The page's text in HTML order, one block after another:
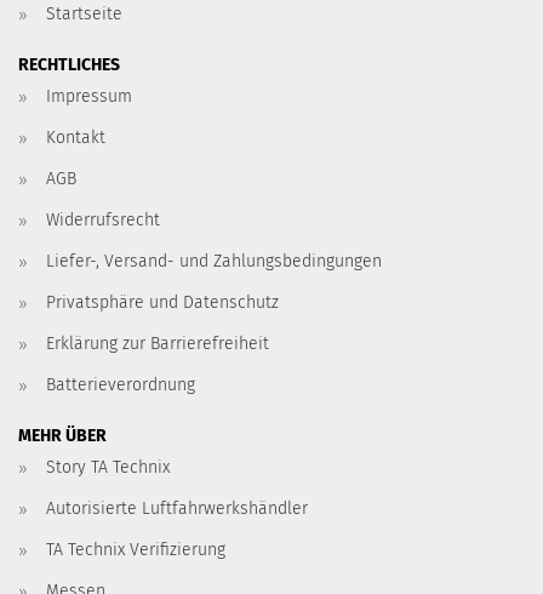
Startseite
RECHTLICHES
Impressum
Kontakt
AGB
Widerrufsrecht
Liefer-, Versand- und Zahlungsbedingungen
Privatsphäre und Datenschutz
Erklärung zur Barrierefreiheit
Batterieverordnung
MEHR ÜBER
Story TA Technix
Autorisierte Luftfahrwerkshändler
TA Technix Verifizierung